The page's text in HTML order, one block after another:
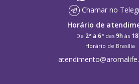
Chamar no
Horário de
De 2ª a 6ª das 9h às
Horário de Brasília